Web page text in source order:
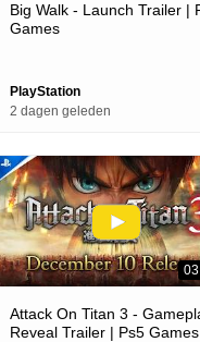
Big Walk - Launch Trailer |
Games
PlayStation
2 dagen geleden
Attack On Titan 3 -
Reveal Trailer | Ps5 Games